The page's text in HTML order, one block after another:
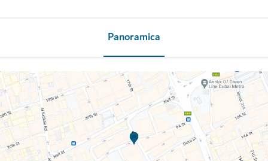
Panoramica